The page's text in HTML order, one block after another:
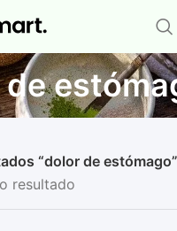
“dolor de estómago”
resultado
Compra 12 unidades y llévate
¡LO QUIERO YA